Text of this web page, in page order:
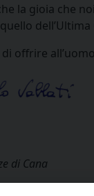
la gioia che
di offrire
di Cana